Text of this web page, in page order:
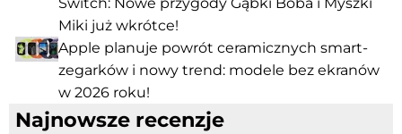
Switch: Nowe przygody Gąbki Boba i Myszki
Miki już wkrótce!
Apple planuje powrót ceramicznych smart-
zegarków i nowy trend: modele bez ekranów
w 2026 roku!
Najnowsze recenzje